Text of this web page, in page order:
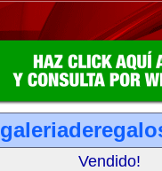
Vendido!